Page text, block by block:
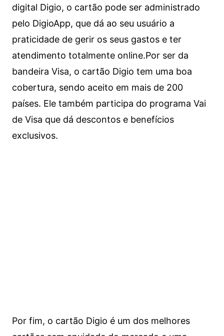
digital Digio, o cartão pode ser administrado
pelo DigioApp, que dá ao seu usuário a
praticidade de gerir os seus gastos e ter
atendimento totalmente online.Por ser da
bandeira Visa, o cartão Digio tem uma boa
cobertura, sendo aceito em mais de 200
países. Ele também participa do programa Vai
de Visa que dá descontos e benefícios
exclusivos.
Por fim, o cartão Digio é um dos melhores